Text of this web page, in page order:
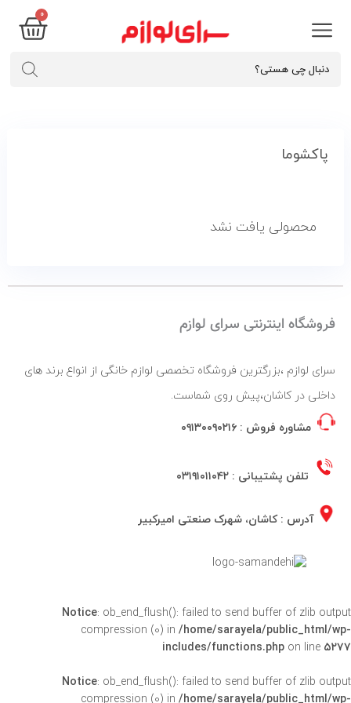
0
پاکشوما
محصولی یافت نشد
فروشگاه اینترنتی سرای لوازم
سرای لوازم ،بزرگترین فروشگاه تخصصی لوازم خانگی از انواع برند های
داخلی در کاشان،پیش روی شماست.
مشاوره فروش : ۰۹۱۳۰۰۹۰۲۱۶
تلفن پشتیبانی : ۰۳۱۹۱۰۱۱۰۴۲
آدرس : کاشان، شهرک صنعتی امیرکبیر
Notice: ob_end_flush(): failed to send buffer of zlib output
compression (0) in/home/sarayela/public_html/wp-
includes/functions.php on line ۵۲۷۷
Notice: ob_end_flush(): failed to send buffer of zlib output
compression (0) in/home/sarayela/public_html/wp-